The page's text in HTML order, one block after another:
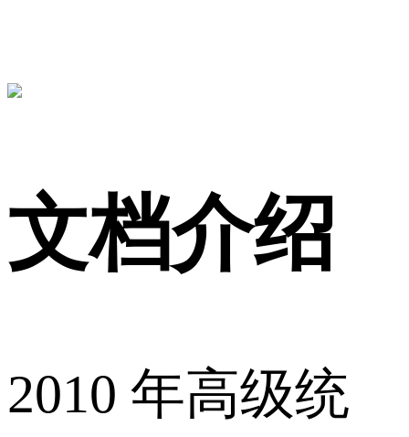
文档介绍
2010 年高级统